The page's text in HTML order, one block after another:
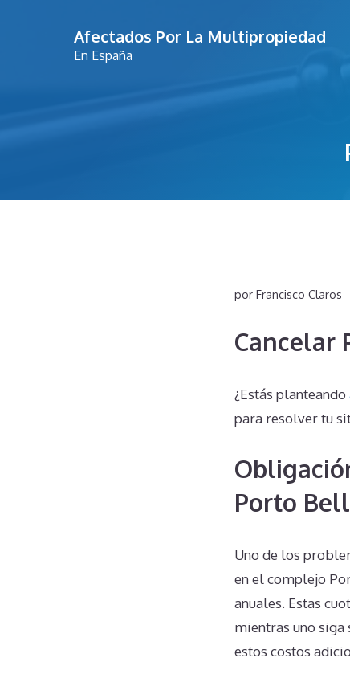
Afectados Por La Multipropiedad
En España
por Francisco Claros
Cancelar
¿Estás planteando
para resolver tu
Porto
Uno de los
en el complejo
anuales. Estas
mientras uno siga
estos costos